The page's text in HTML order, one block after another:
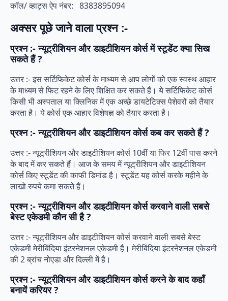
कॉल/ व्हाट्स ऐप नंबर: 8383895094
अक्सर पूछे जाने वाला प्रश्न :-
प्रश्न :- न्यूट्रीशियन और डाइटीशियन कोर्स में स्टूडेंट क्या सिख
सकते हैं ?
उत्तर :- इस सर्टिफिकेट कोर्स के माध्यम से आप लोगों को एक स्वस्थ आहार
के माध्यम से फिट रहने के लिए शिक्षित कर सकते हैं। ये सर्टिफिकेट कोर्स
किसी भी अस्पताल या क्लिनिक में एक अच्छे डायटेटिक्स पेशेवरों को तैयार
करता है। ये कोर्स एक आहार विशेषज्ञ को तैयार करता है।
प्रश्न :- न्यूट्रीशियन और डाइटीशियन कोर्स कब कर सकते हैं ?
उत्तर :- न्यूट्रीशियन और डाइटीशियन कोर्स 10वीं या फिर 12वीं पास करने
के बाद में कर सकते हैं। आज के समय में न्यूट्रीशियन और डाइटीशियन
कोर्स किए स्टूडेंट की काफी डिमांड है। स्टूडेंट यह कोर्स करके महीने के
लाखो रुपये कमा सकते हैं।
प्रश्न :- न्यूट्रीशियन और डाइटीशियन कोर्स करवाने वाली सबसे
बेस्ट एकेडमी कौन सी है ?
उत्तर :- न्यूट्रीशियन और डाइटीशियन कोर्स करवाने वाली सबसे बेस्ट
एकेडमी मेरीबिंदिया इंटरनेशनल एकेडमी है। मेरीबिंदिया इंटरनेशनल एकेडमी
की 2 ब्रांच नोएडा और दिल्ली में है।
प्रश्न :- न्यूट्रीशियन और डाइटीशियन कोर्स करने के बाद कहाँ
बनायें करियर ?